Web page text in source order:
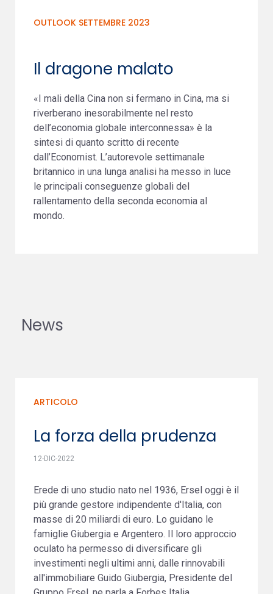
OUTLOOK SETTEMBRE 2023
Il dragone malato
«I mali della Cina non si fermano in Cina, ma si
riverberano inesorabilmente nel resto
dell’economia globale interconnessa» è la
sintesi di quanto scritto di recente
dall’Economist. L’autorevole settimanale
britannico in una lunga analisi ha messo in luce
le principali conseguenze globali del
rallentamento della seconda economia al
mondo.
News
ARTICOLO
La forza della prudenza
12-DIC-2022
Erede di uno studio nato nel 1936, Ersel oggi è il
più grande gestore indipendente d'Italia, con
masse di 20 miliardi di euro. Lo guidano le
famiglie Giubergia e Argentero. Il loro approccio
oculato ha permesso di diversificare gli
investimenti negli ultimi anni, dalle rinnovabili
all'immobiliare Guido Giubergia, Presidente del